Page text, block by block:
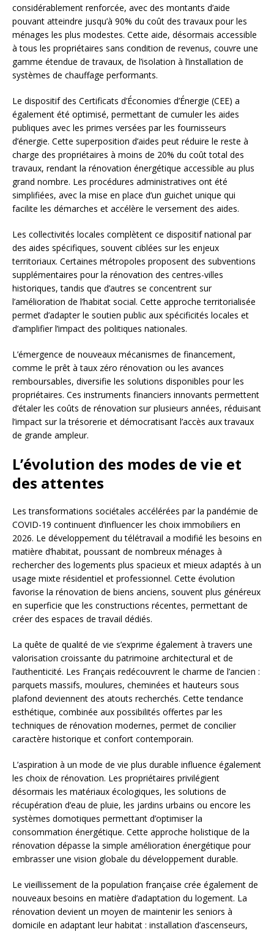
considérablement renforcée, avec des montants d’aide
pouvant atteindre jusqu’à 90% du coût des travaux pour les
ménages les plus modestes. Cette aide, désormais accessible
à tous les propriétaires sans condition de revenus, couvre une
gamme étendue de travaux, de l’isolation à l’installation de
systèmes de chauffage performants.
Le dispositif des Certificats d’Économies d’Énergie (CEE) a
également été optimisé, permettant de cumuler les aides
publiques avec les primes versées par les fournisseurs
d’énergie. Cette superposition d’aides peut réduire le reste à
charge des propriétaires à moins de 20% du coût total des
travaux, rendant la rénovation énergétique accessible au plus
grand nombre. Les procédures administratives ont été
simplifiées, avec la mise en place d’un guichet unique qui
facilite les démarches et accélère le versement des aides.
Les collectivités locales complètent ce dispositif national par
des aides spécifiques, souvent ciblées sur les enjeux
territoriaux. Certaines métropoles proposent des subventions
supplémentaires pour la rénovation des centres-villes
historiques, tandis que d’autres se concentrent sur
l’amélioration de l’habitat social. Cette approche territorialisée
permet d’adapter le soutien public aux spécificités locales et
d’amplifier l’impact des politiques nationales.
L’émergence de nouveaux mécanismes de financement,
comme le prêt à taux zéro rénovation ou les avances
remboursables, diversifie les solutions disponibles pour les
propriétaires. Ces instruments financiers innovants permettent
d’étaler les coûts de rénovation sur plusieurs années, réduisant
l’impact sur la trésorerie et démocratisant l’accès aux travaux
de grande ampleur.
L’évolution des modes de vie et
des attentes
Les transformations sociétales accélérées par la pandémie de
COVID-19 continuent d’influencer les choix immobiliers en
2026. Le développement du télétravail a modifié les besoins en
matière d’habitat, poussant de nombreux ménages à
rechercher des logements plus spacieux et mieux adaptés à un
usage mixte résidentiel et professionnel. Cette évolution
favorise la rénovation de biens anciens, souvent plus généreux
en superficie que les constructions récentes, permettant de
créer des espaces de travail dédiés.
La quête de qualité de vie s’exprime également à travers une
valorisation croissante du patrimoine architectural et de
l’authenticité. Les Français redécouvrent le charme de l’ancien :
parquets massifs, moulures, cheminées et hauteurs sous
plafond deviennent des atouts recherchés. Cette tendance
esthétique, combinée aux possibilités offertes par les
techniques de rénovation modernes, permet de concilier
caractère historique et confort contemporain.
L’aspiration à un mode de vie plus durable influence également
les choix de rénovation. Les propriétaires privilégient
désormais les matériaux écologiques, les solutions de
récupération d’eau de pluie, les jardins urbains ou encore les
systèmes domotiques permettant d’optimiser la
consommation énergétique. Cette approche holistique de la
rénovation dépasse la simple amélioration énergétique pour
embrasser une vision globale du développement durable.
Le vieillissement de la population française crée également de
nouveaux besoins en matière d’adaptation du logement. La
rénovation devient un moyen de maintenir les seniors à
domicile en adaptant leur habitat : installation d’ascenseurs,